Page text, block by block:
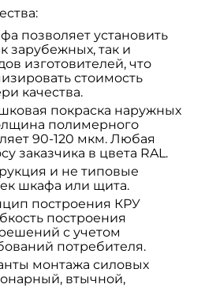
позволяет установить
зарубежных, так и
изготовителей, что
стоимость
качества.
покраска наружных
полимерного
90-120 мкм. Любая
заказчика в цвета RAL.
и не типовые
шкафа или щита.
построения КРУ
построения
с учетом
потребителя.
монтажа силовых
втычной,